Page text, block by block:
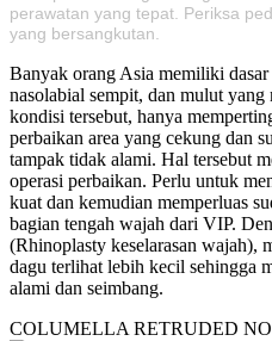
perawatan yang tepat. Periksa
yang bersangkutan.
Banyak orang Asia memiliki
nasolabial sempit, dan mulut
kondisi tersebut, hanya
perbaikan area yang cekung dan
tampak tidak alami. Hal tersebut
operasi perbaikan. Perlu untuk
kuat dan kemudian memperluas
bagian tengah wajah dari VIP.
(Rhinoplasty keselarasan wajah),
dagu terlihat lebih kecil sehingga
alami dan seimbang.
COLUMELLA RETRUDED